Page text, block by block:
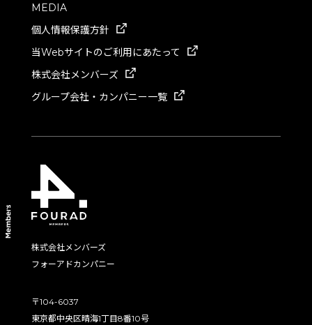
株式会社メンバーズ
フォーアドカンパニー
〒104-6037
東京都中央区晴海1丁目8番10号
MEDIA
個人情報保護方針
当Webサイトのご利用にあたって
株式会社メンバーズ
グループ会社・カンパニー一覧